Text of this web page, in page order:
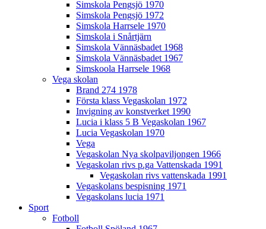
Simskola Pengsjö 1970
Simskola Pengsjö 1972
Simskola Harrsele 1970
Simskola i Snårtjärn
Simskola Vännäsbadet 1968
Simskola Vännäsbadet 1967
Simskoola Harrsele 1968
Vega skolan
Brand 274 1978
Första klass Vegaskolan 1972
Invigning av konstverket 1990
Lucia i klass 5 B Vegaskolan 1967
Lucia Vegaskolan 1970
Vega
Vegaskolan Nya skolpaviljongen 1966
Vegaskolan rivs p.ga Vattenskada 1991
Vegaskolan rivs vattenskada 1991
Vegaskolans bespisning 1971
Vegaskolans lucia 1971
Sport
Fotboll